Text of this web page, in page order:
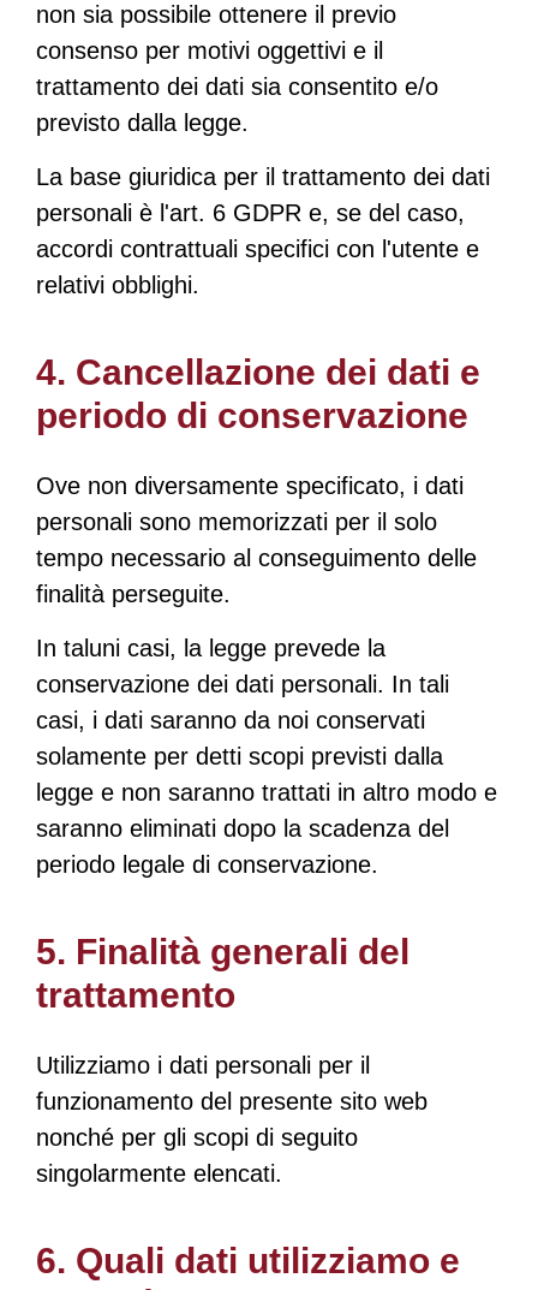
non sia possibile ottenere il previo
consenso per motivi oggettivi e il
trattamento dei dati sia consentito e/o
previsto dalla legge.
La base giuridica per il trattamento dei dati
personali è l'art. 6 GDPR e, se del caso,
accordi contrattuali specifici con l'utente e
relativi obblighi.
4. Cancellazione dei dati e
periodo di conservazione
Ove non diversamente specificato, i dati
personali sono memorizzati per il solo
tempo necessario al conseguimento delle
finalità perseguite.
In taluni casi, la legge prevede la
conservazione dei dati personali. In tali
casi, i dati saranno da noi conservati
solamente per detti scopi previsti dalla
legge e non saranno trattati in altro modo e
saranno eliminati dopo la scadenza del
periodo legale di conservazione.
5. Finalità generali del
trattamento
Utilizziamo i dati personali per il
funzionamento del presente sito web
nonché per gli scopi di seguito
singolarmente elencati.
6. Quali dati utilizziamo e